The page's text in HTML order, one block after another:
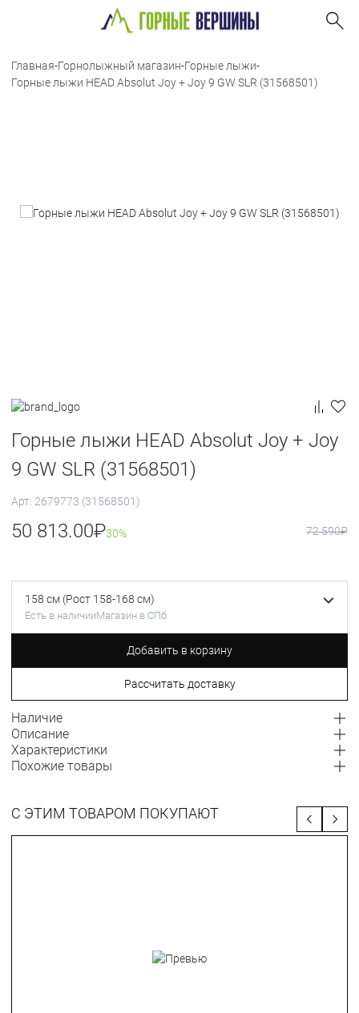
Главная-Горнолыжный магазин-Горные лыжи-
Горные лыжи HEAD Absolut Joy + Joy 9 GW SLR (31568501)
Горные лыжи HEAD Absolut Joy + Joy
9 GW SLR (31568501)
Арт: 2679773 (31568501)
50 813.00₽30% 72 590₽
158 см (Рост 158-168 см)
Есть в наличииМагазин в СПб
Добавить в корзину
Рассчитать доставку
Наличие
Описание
Характеристики
Похожие товары
С ЭТИМ ТОВАРОМ ПОКУПАЮТ